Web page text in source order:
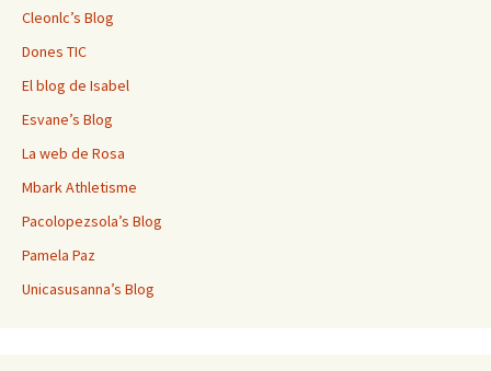
Cleonlc’s Blog
Dones TIC
El blog de Isabel
Esvane’s Blog
La web de Rosa
Mbark Athletisme
Pacolopezsola’s Blog
Pamela Paz
Unicasusanna’s Blog